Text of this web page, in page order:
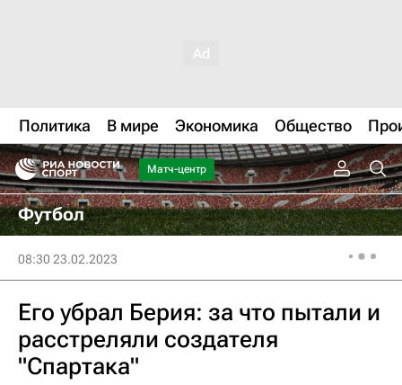
Политика В мире Экономика Общество
Матч-центр
Футбол
08:30 23.02.2023
Его убрал Берия: за что пытали и
расстреляли создателя
"Спартака"